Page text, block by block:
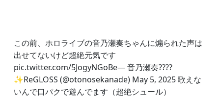
この前、ホロライブの音乃瀬奏ちゃんに煽られた声は
出せてないけど超絶元気です
pic.twitter.com/5JogyNGoBe— 音乃瀬奏????
✨ReGLOSS (@otonosekanade) May 5, 2025 歌えな
いんで口パクで遊んでます（超絶シュール）